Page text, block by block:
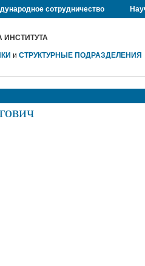
сотрудничество
ИНСТИТУТА
и СТРУКТУРНЫЕ ПОДРАЗДЕЛЕНИЯ